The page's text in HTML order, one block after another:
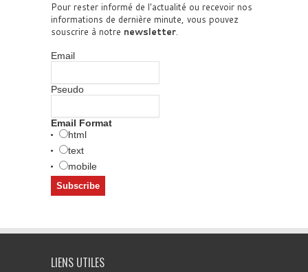
Pour rester informé de l'actualité ou recevoir nos
informations de dernière minute, vous pouvez
souscrire à notre newsletter.
Email
Pseudo
Email Format
html
text
mobile
LIENS UTILES